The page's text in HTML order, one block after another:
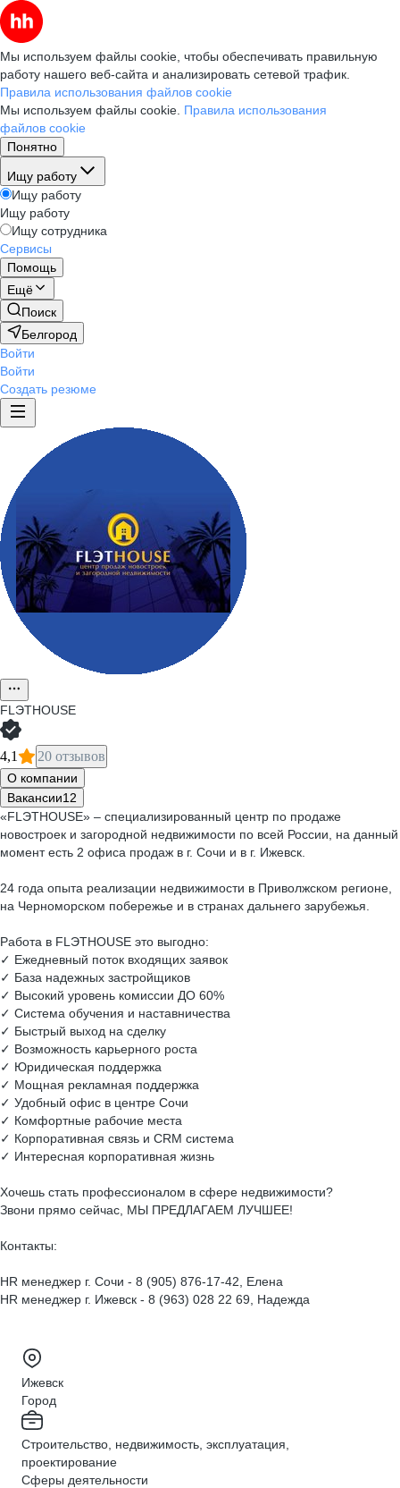
Мы используем файлы cookie, чтобы обеспечивать правильную
работу нашего веб-сайта и анализировать сетевой трафик.
Правила использования файлов cookie
Мы используем файлы cookie. Правила использования
файлов cookie
Понятно
Ищу работу
Ищу работу
Ищу работу
Ищу сотрудника
Сервисы
Помощь
Ещё
Поиск
Белгород
Войти
Войти
Создать резюме
FLЭTHOUSE
4,1 20 отзывов
О компании
Вакансии12
«FLЭTHOUSE» – специализированный центр по продаже
новостроек и загородной недвижимости по всей России, на данный
момент есть 2 офиса продаж в г. Сочи и в г. Ижевск.
24 года опыта реализации недвижимости в Приволжском регионе,
на Черноморском побережье и в странах дальнего зарубежья.
Работа в FLЭTHOUSE это выгодно:
✓ Ежедневный поток входящих заявок
✓ База надежных застройщиков
✓ Высокий уровень комиссии ДО 60%
✓ Система обучения и наставничества
✓ Быстрый выход на сделку
✓ Возможность карьерного роста
✓ Юридическая поддержка
✓ Мощная рекламная поддержка
✓ Удобный офис в центре Сочи
✓ Комфортные рабочие места
✓ Корпоративная связь и CRM система
✓ Интересная корпоративная жизнь
Хочешь стать профессионалом в сфере недвижимости?
Звони прямо сейчас, МЫ ПРЕДЛАГАЕМ ЛУЧШЕЕ!
Контакты:
HR менеджер г. Сочи - 8 (905) 876-17-42, Елена
HR менеджер г. Ижевск - 8 (963) 028 22 69, Надежда
Ижевск
Город
Строительство, недвижимость, эксплуатация,
проектирование
Сферы деятельности